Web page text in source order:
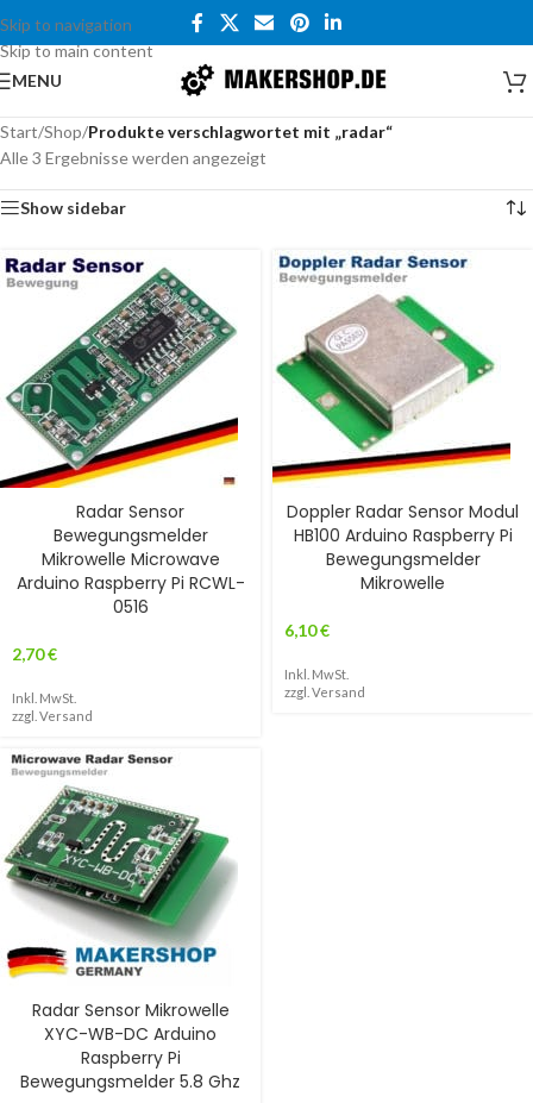
Skip to navigation
Skip to main content
MENU
Start/Shop/Produkte verschlagwortet mit „radar“
Alle 3 Ergebnisse werden angezeigt
Show sidebar
Radar Sensor
Bewegungsmelder
Mikrowelle Microwave
Arduino Raspberry Pi RCWL-
0516
2,70€
Inkl. MwSt.
zzgl. Versand
Doppler Radar Sensor Modul
HB100 Arduino Raspberry Pi
Bewegungsmelder
Mikrowelle
6,10€
Inkl. MwSt.
zzgl. Versand
Radar Sensor Mikrowelle
XYC-WB-DC Arduino
Raspberry Pi
Bewegungsmelder 5.8 Ghz